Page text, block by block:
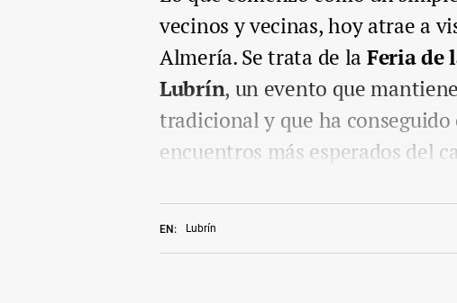
EN: Lubrín
vecinos y vecinas, hoy atrae a
Almería. Se trata de la Feria de
Lubrín, un evento que
tradicional y que ha
encuentros más esperados del